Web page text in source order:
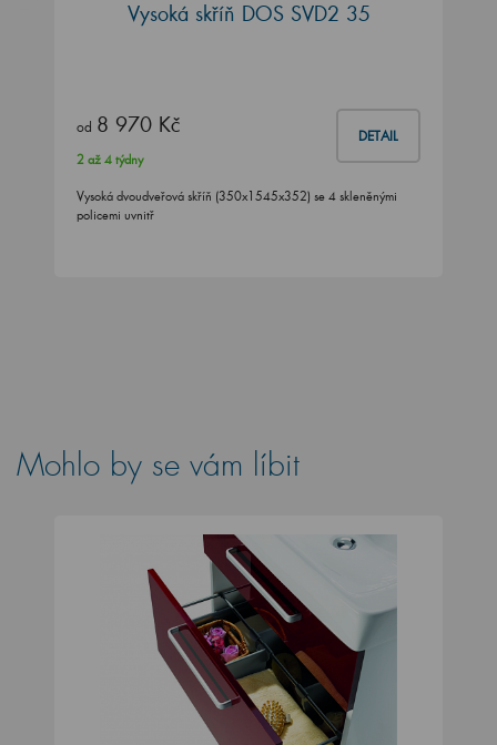
Vysoká skříň DOS SVD2 35
od 8 970 Kč DETAIL
2 až 4 týdny
Vysoká dvoudveřová skříň (350x1545x352) se 4 skleněnými
policemi uvnitř
Mohlo by se vám líbit